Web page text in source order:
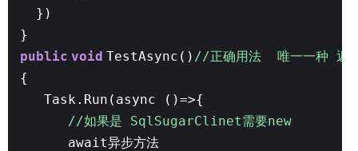
})
}
public void TestAsync() //正确用法 唯一一种 返
{
Task.Run(async ()=>{
//如果是 SqlSugarClinet需要new
await异步方法